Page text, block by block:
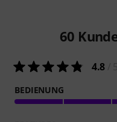
60
4.8
BEDIENUNG